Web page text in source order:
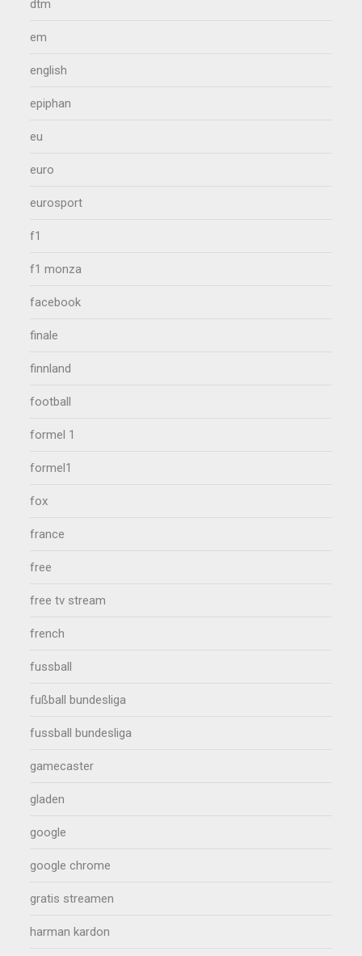
dtm
em
english
epiphan
eu
euro
eurosport
f1
f1 monza
facebook
finale
finnland
football
formel 1
formel1
fox
france
free
free tv stream
french
fussball
fußball bundesliga
fussball bundesliga
gamecaster
gladen
google
google chrome
gratis streamen
harman kardon